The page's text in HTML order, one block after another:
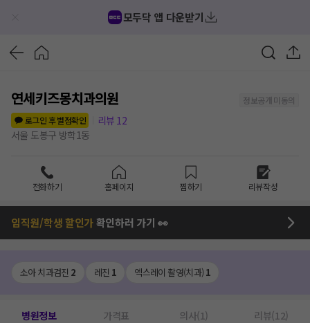
모두닥 앱 다운받기
연세키즈몽치과의원
정보공개 미동의
로그인 후 별점확인
리뷰 12
서울 도봉구 방학1동
전화하기 홈페이지 찜하기 리뷰작성
임직원/학생 할인가확인하러 가기 👀
소아 치과검진 2 레진 1 엑스레이 촬영(치과) 1
병원정보 가격표 의사(1) 리뷰(12)